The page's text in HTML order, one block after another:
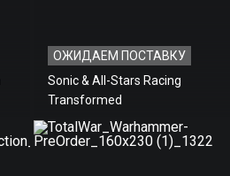
ОЖИДАЕМ ПОСТАВКУ
Sonic & All-Stars Racing
Transformed